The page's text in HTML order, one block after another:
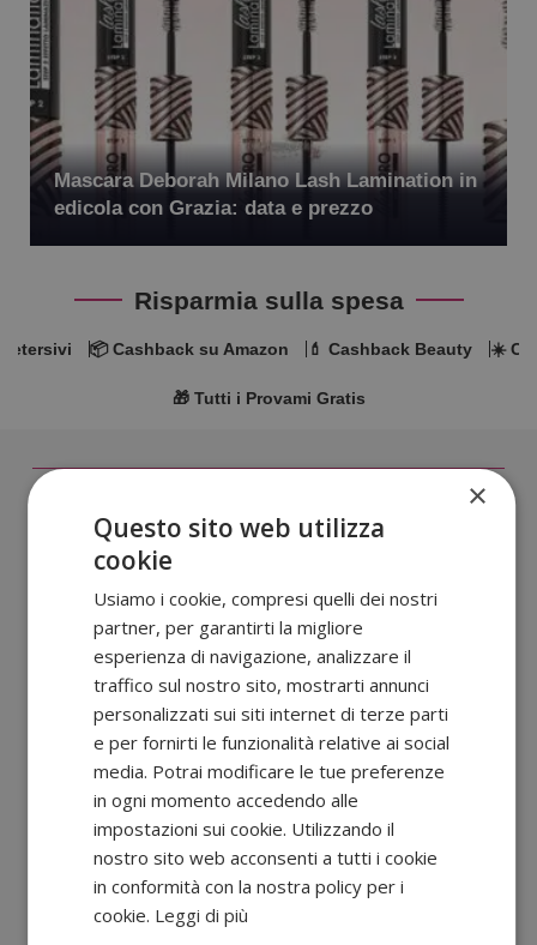
Mascara Deborah Milano Lash Lamination in
edicola con Grazia: data e prezzo
Risparmia sulla spesa
📦 Cashback su Amazon 💄 Cashback Beauty ☀️
🎁 Tutti i Provami Gratis
Cashback Provami gratis → Tutti i cashback
Cashback sui detersivi: la lista completa
per risparmiare!
×
Questo sito web utilizza
cookie
Usiamo i cookie, compresi quelli dei nostri
partner, per garantirti la migliore
esperienza di navigazione, analizzare il
traffico sul nostro sito, mostrarti annunci
personalizzati sui siti internet di terze parti
e per fornirti le funzionalità relative ai social
media. Potrai modificare le tue preferenze
in ogni momento accedendo alle
impostazioni sui cookie. Utilizzando il
nostro sito web acconsenti a tutti i cookie
in conformità con la nostra policy per i
cookie. Leggi di più